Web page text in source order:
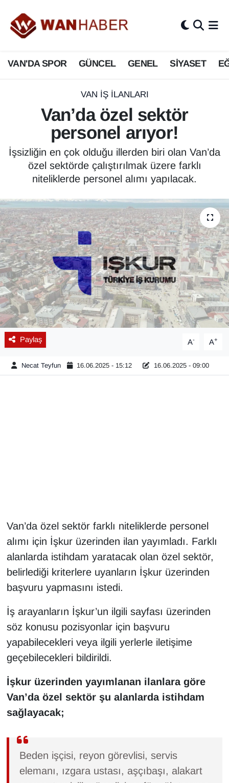
VAN'DA SPOR GÜNCEL GENEL SİYASET
VAN İŞ İLANLARI
Van’da özel sektör
personel arıyor!
İşsizliğin en çok olduğu illerden biri olan Van’da
özel sektörde çalıştırılmak üzere farklı
niteliklerde personel alımı yapılacak.
Paylaş A- A+
Necat Teyfun 16.06.2025 - 15:12 16.06.2025 - 09:00
Van’da özel sektör farklı niteliklerde personel
alımı için İşkur üzerinden ilan yayımladı. Farklı
alanlarda istihdam yaratacak olan özel sektör,
belirlediği kriterlere uyanların İşkur üzerinden
başvuru yapmasını istedi.
İş arayanların İşkur’un ilgili sayfası üzerinden
söz konusu pozisyonlar için başvuru
yapabilecekleri veya ilgili yerlerle iletişime
geçebilecekleri bildirildi.
İşkur üzerinden yayımlanan ilanlara göre
Van’da özel sektör şu alanlarda istihdam
sağlayacak;
Beden işçisi, reyon görevlisi, servis
elemanı, ızgara ustası, aşçıbaşı, alakart
3.SAYFA
ASAYİŞ
BİLİM VE TEKNOLOJİ
Biyografi
Bölge Haberleri
ÇEVRE
Dernekler, Odalar
Diğer
DÜNYA
EĞİTİM
EKONOMİ
Emlak
HABERDE İNSAN
İngilizce
Kadın
Kamu Alımları
Kim Kimdir?
KURDÎ
MAGAZİN
MEDYA
ONE EKONOMİ
Van Nöbetçi Eczaneler
Van Hava Durumu
Van Namaz Vakitleri
Van Trafik Yoğunluk Haritası
Süper Lig Puan Durumu ve Fikstür
Tüm Manşetler
Haber Arşivi